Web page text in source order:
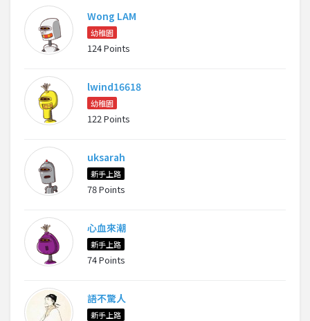
Wong LAM
幼稚園
124 Points
lwind16618
幼稚園
122 Points
uksarah
新手上路
78 Points
心血來潮
新手上路
74 Points
語不驚人
新手上路